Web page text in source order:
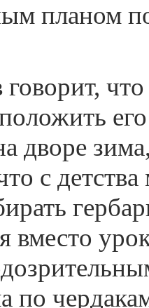
планом
дворе
с
вместо
по